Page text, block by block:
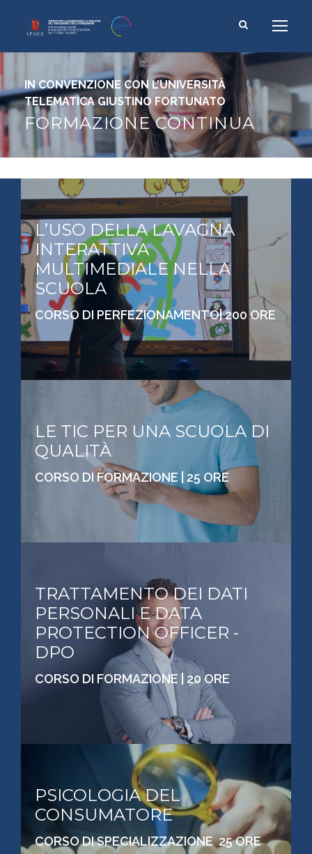
IN CONVENZIONE CON L’UNIVERSITÀ
TELEMATICA GIUSTINO FORTUNATO
FORMAZIONE CONTINUA
L’USO DELLA LAVAGNA
INTERATTIVA
MULTIMEDIALE NELLA
SCUOLA
CORSO DI PERFEZIONAMENTO| 200 ORE
LE TIC PER UNA SCUOLA DI
QUALITÀ
CORSO DI FORMAZIONE | 25 ORE
TRATTAMENTO DEI DATI
PERSONALI E DATA
PROTECTION OFFICER -
DPO
CORSO DI FORMAZIONE | 20 ORE
PSICOLOGIA DEL
CONSUMATORE
CORSO DI SPECIALIZZAZIONE 25 ORE